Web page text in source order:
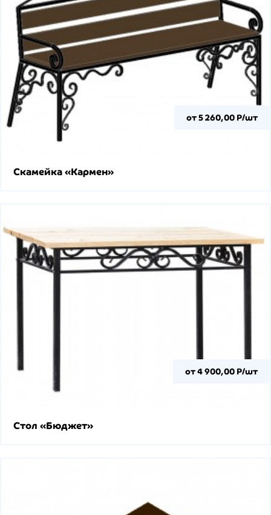
от 5 260,00 Р/шт
Скамейка «Кармен»
от 4 900,00 Р/шт
Стол «Бюджет»